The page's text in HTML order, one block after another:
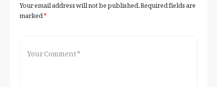
Your email address will not be published.Required fields are
marked*